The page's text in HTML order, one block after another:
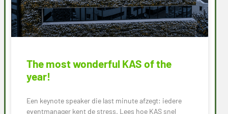
The most wonderful KAS of the
year!
Een keynote speaker die last minute afzegt: iedere
eventmanager kent de stress. Lees hoe KAS snel